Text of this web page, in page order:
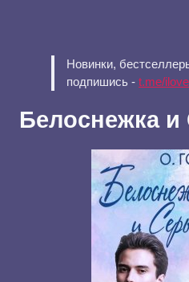
Новинки,
подпишись - t.me/
Белоснежка